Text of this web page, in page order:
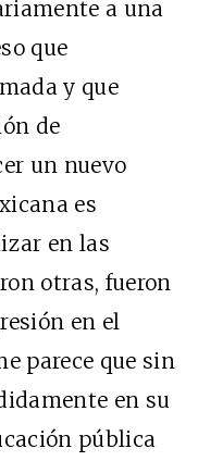
a una
que
y que
de
un nuevo
es
en las
otras, fueron
en el
parece que sin
en su
pública